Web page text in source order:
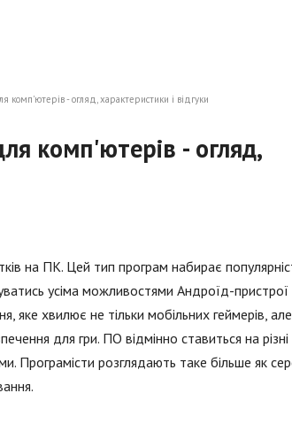
- огляд, характеристики і відгуки
комп'ютерів - огляд,
на ПК. Цей тип програм набирає
усіма можливостями Андроїд-
хвилює не тільки мобільних геймерів, але
для гри. ПО відмінно ставиться на різні
Програмісти розглядають таке більше як